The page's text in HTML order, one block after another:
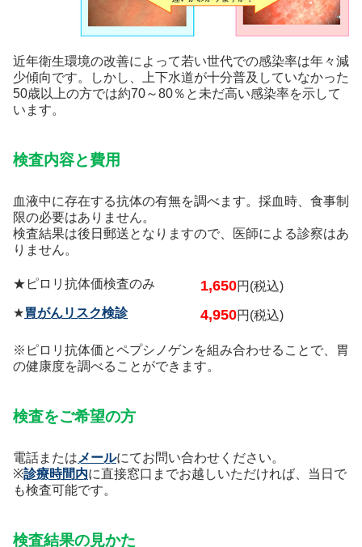
近年衛生環境の改善によって若い世代での感染率は年々減
少傾向です。しかし、上下水道が十分普及していなかった
50歳以上の方では約70～80％と未だ高い感染率を示して
います。
検査内容と費用
血液中に存在する抗体の有無を調べます。採血時、食事制
限の必要はありません。
検査結果は後日郵送となりますので、医師による診察はあ
りません。
★ピロリ抗体価検査のみ 1,650円(税込)
★胃がんリスク検診 4,950円(税込)
※ピロリ抗体価とペプシノゲンを組み合わせることで、胃
の健康度を調べることができます。
検査をご希望の方
電話または メールにてお問い合わせください。
※診療時間内に直接窓口までお越しいただければ、当日で
も検査可能です。
検査結果の見かた